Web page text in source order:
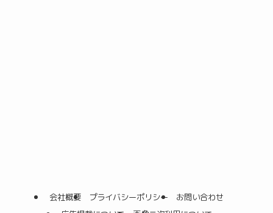
会社概要 プライバシーポリシー
お問い合わせ